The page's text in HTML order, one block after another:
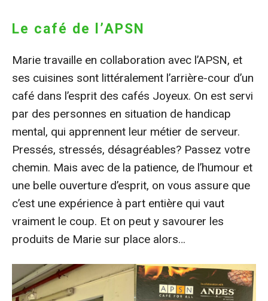
Le café de l’APSN
Marie travaille en collaboration avec l’APSN, et
ses cuisines sont littéralement l’arrière-cour d’un
café dans l’esprit des cafés Joyeux. On est servi
par des personnes en situation de handicap
mental, qui apprennent leur métier de serveur.
Pressés, stressés, désagréables? Passez votre
chemin. Mais avec de la patience, de l’humour et
une belle ouverture d’esprit, on vous assure que
c’est une expérience à part entière qui vaut
vraiment le coup. Et on peut y savourer les
produits de Marie sur place alors…